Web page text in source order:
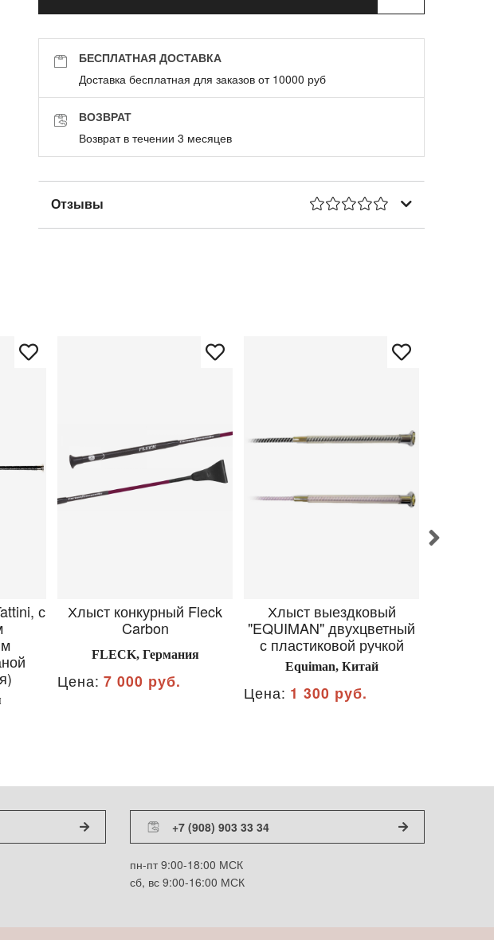
БЕСПЛАТНАЯ ДОСТАВКА
Доставка бесплатная для заказов от 10000 руб
ВОЗВРАТ
Возврат в течении 3 месяцев
Отзывы
с
Хлыст конкурный Fleck
Carbon
FLECK, Германия
Цена: 7 000 руб.
Хлыст выездковый
"EQUIMAN" двухцветный
с пластиковой ручкой
Equiman, Китай
Цена: 1 300 руб.
+7 (908) 903 33 34
пн-пт 9:00-18:00 МСК
сб, вс 9:00-16:00 МСК